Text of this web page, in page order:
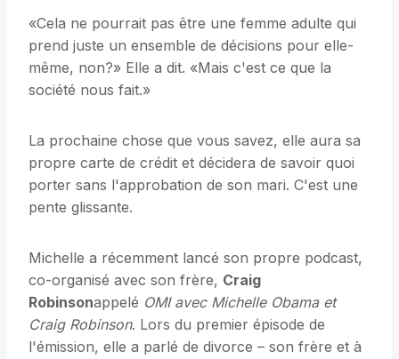
«Cela ne pourrait pas être une femme adulte qui
prend juste un ensemble de décisions pour elle-
même, non?» Elle a dit. «Mais c'est ce que la
société nous fait.»
La prochaine chose que vous savez, elle aura sa
propre carte de crédit et décidera de savoir quoi
porter sans l'approbation de son mari. C'est une
pente glissante.
Michelle a récemment lancé son propre podcast,
co-organisé avec son frère, Craig
Robinsonappelé OMI avec Michelle Obama et
Craig Robinson. Lors du premier épisode de
l'émission, elle a parlé de divorce – son frère et à